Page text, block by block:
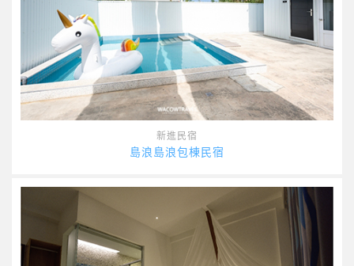
新進民宿
島浪島浪包棟民宿